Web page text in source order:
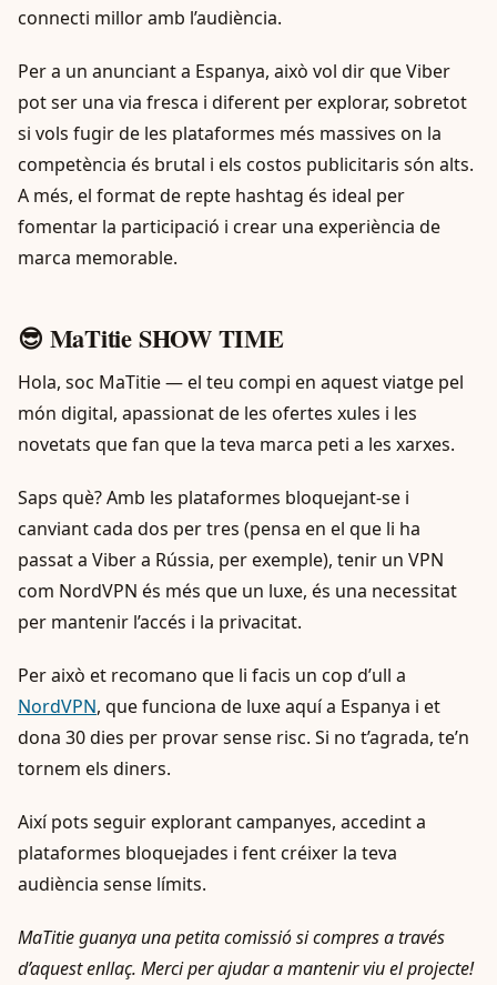
connecti millor amb l’audiència.
Per a un anunciant a Espanya, això vol dir que Viber
pot ser una via fresca i diferent per explorar, sobretot
si vols fugir de les plataformes més massives on la
competència és brutal i els costos publicitaris són alts.
A més, el format de repte hashtag és ideal per
fomentar la participació i crear una experiència de
marca memorable.
😎 MaTitie SHOW TIME
Hola, soc MaTitie — el teu compi en aquest viatge pel
món digital, apassionat de les ofertes xules i les
novetats que fan que la teva marca peti a les xarxes.
Saps què? Amb les plataformes bloquejant-se i
canviant cada dos per tres (pensa en el que li ha
passat a Viber a Rússia, per exemple), tenir un VPN
com NordVPN és més que un luxe, és una necessitat
per mantenir l’accés i la privacitat.
Per això et recomano que li facis un cop d’ull a
NordVPN, que funciona de luxe aquí a Espanya i et
dona 30 dies per provar sense risc. Si no t’agrada, te’n
tornem els diners.
Així pots seguir explorant campanyes, accedint a
plataformes bloquejades i fent créixer la teva
audiència sense límits.
MaTitie guanya una petita comissió si compres a través
d’aquest enllaç. Merci per ajudar a mantenir viu el projecte!